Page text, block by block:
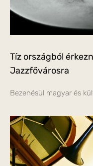
Tíz országból
Jazzfővárosra
Bezenésül magyar és